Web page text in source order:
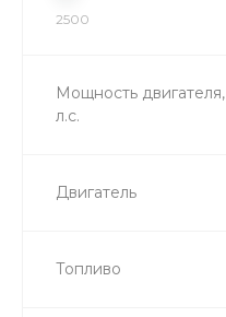
2500
Мощность двигателя,
л.с.
Двигатель
Топливо